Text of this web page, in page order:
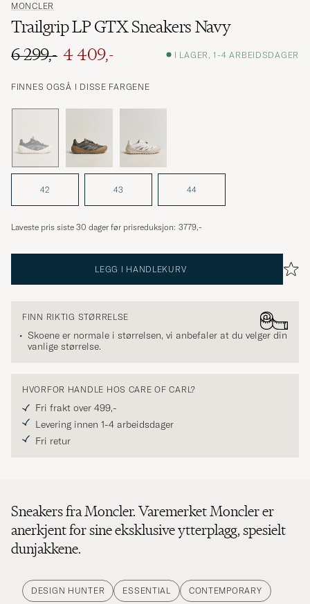
MONCLER
Trailgrip LP GTX Sneakers Navy
Ordinær pris
6 299,-
Nedsatt pris
4 409,- I LAGER, 1-4 ARBEIDSDAGER
FINNES OGSÅ I DISSE FARGENE
42 43 44
Laveste pris siste 30 dager før prisreduksjon: 3779,-
LEGG I HANDLEKURV
FINN RIKTIG STØRRELSE
Skoene er normale i størrelsen, vi anbefaler at du velger din
vanlige størrelse.
HVORFOR HANDLE HOS CARE OF CARL?
Fri frakt over 499,-
Levering innen 1-4 arbeidsdager
Fri retur
Sneakers fra Moncler. Varemerket Moncler er
anerkjent for sine eksklusive ytterplagg, spesielt
dunjakkene.
DESIGN HUNTER ESSENTIAL CONTEMPORARY